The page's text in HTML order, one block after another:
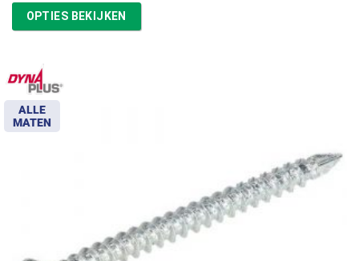
tot
€39,13
OPTIES BEKIJKEN
ALLE
MATEN